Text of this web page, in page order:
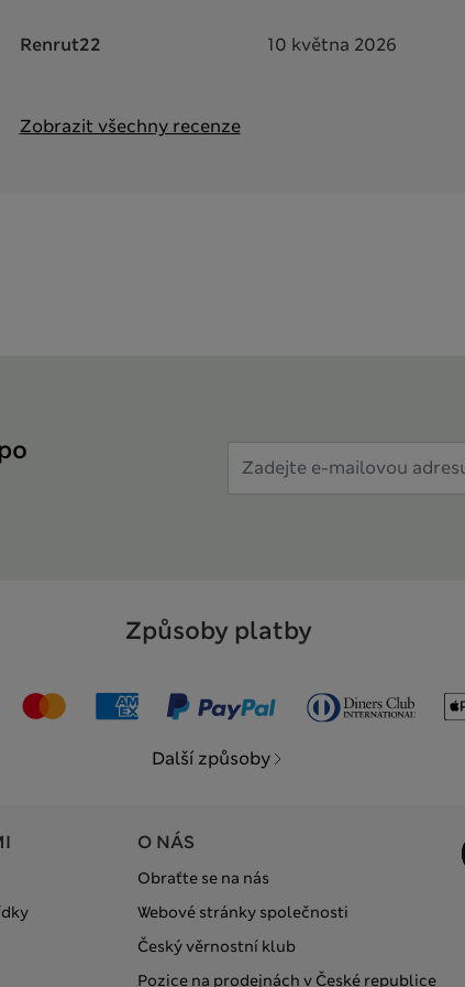
Renrut22 10 května 2026
Zobrazit všechny recenze
Způsoby platby
Další způsoby
O NÁS
Obraťte se na nás
Webové stránky společnosti
Český věrnostní klub
Pozice na prodejnách v České republice